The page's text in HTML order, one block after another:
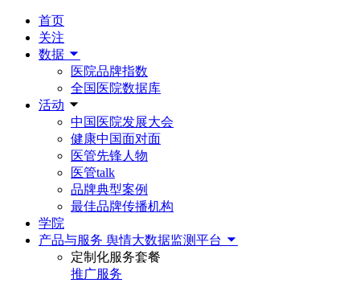
首页
关注
数据
医院品牌指数
全国医院数据库
活动
中国医院发展大会
健康中国面对面
医管先锋人物
医管talk
品牌典型案例
最佳品牌传播机构
学院
产品与服务 舆情大数据监测平台
定制化服务套餐
推广服务